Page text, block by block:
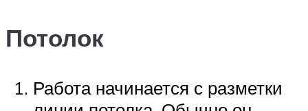
Потолок
Работа начинается с разметки